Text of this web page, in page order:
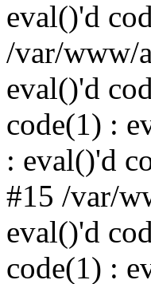
eval()'d
/var/www/
eval()'d
code(1) :
: eval()'d
#15 /var/
eval()'d
code(1) :